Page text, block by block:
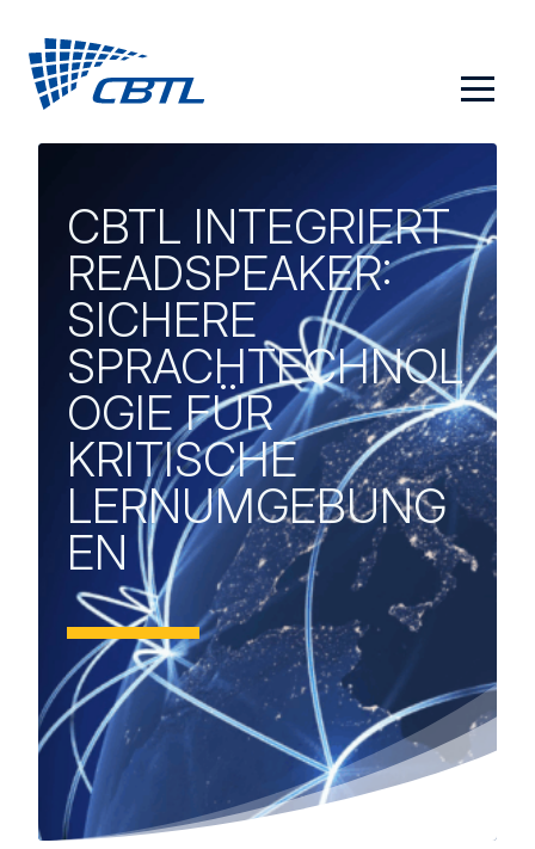
Inhalt
springen
CBTL INTEGRIERT
READSPEAKER:
SICHERE
SPRACHTECHNOL
OGIE FÜR
KRITISCHE
LERNUMGEBUNG
EN